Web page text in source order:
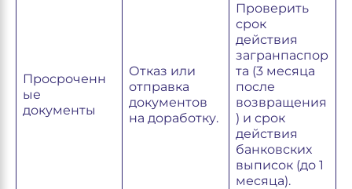
Просроченн
ые
документы
Отказ или
отправка
документов
на доработку.
Проверить
срок
действия
загранпаспор
та (3 месяца
после
возвращения
) и срок
действия
банковских
выписок (до 1
месяца).